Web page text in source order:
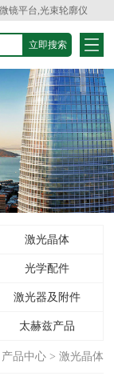
镜平台,光束轮廓仪
激光晶体
光学配件
激光器及附件
太赫兹产品
产品中心> 激光晶体